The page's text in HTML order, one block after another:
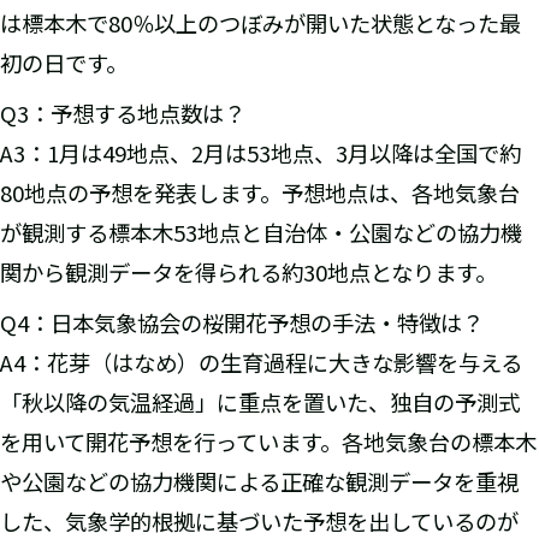
は標本木で80％以上のつぼみが開いた状態となった最
初の日です。
Q3：予想する地点数は？
A3：1月は49地点、2月は53地点、3月以降は全国で約
80地点の予想を発表します。予想地点は、各地気象台
が観測する標本木53地点と自治体・公園などの協力機
関から観測データを得られる約30地点となります。
Q4：日本気象協会の桜開花予想の手法・特徴は？
A4：花芽（はなめ）の生育過程に大きな影響を与える
「秋以降の気温経過」に重点を置いた、独自の予測式
を用いて開花予想を行っています。各地気象台の標本木
や公園などの協力機関による正確な観測データを重視
した、気象学的根拠に基づいた予想を出しているのが